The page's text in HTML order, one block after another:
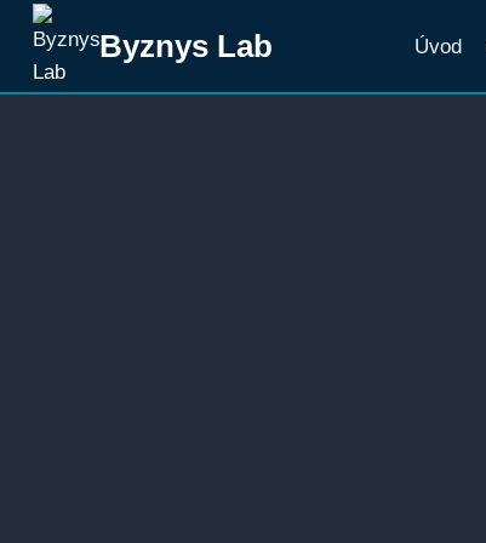
Přeskočit
obsah
Byznys Lab Úvod